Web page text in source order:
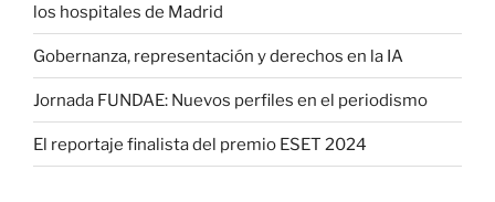
los hospitales de Madrid
Gobernanza, representación y derechos en la IA
Jornada FUNDAE: Nuevos perfiles en el periodismo
El reportaje finalista del premio ESET 2024